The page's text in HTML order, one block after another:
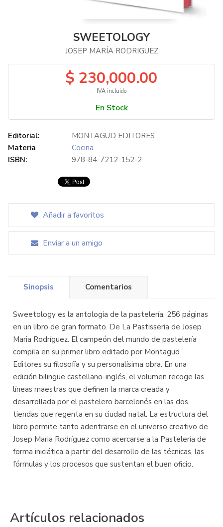
SWEETOLOGY
JOSEP MARÍA RODRIGUEZ
$ 230,000.00
IVA incluido
En Stock
Editorial:
MONTAGUD EDITORES
Materia
Cocina
ISBN:
978-84-7212-152-2
Añadir a favoritos
Enviar a un amigo
Sinopsis Comentarios
Sweetology es la antología de la pastelería, 256 páginas
en un libro de gran formato. De La Pastisseria de Josep
Maria Rodríguez. El campeón del mundo de pastelería
compila en su primer libro editado por Montagud
Editores su filosofía y su personalísima obra. En una
edición bilingüe castellano-inglés, el volumen recoge las
líneas maestras que definen la marca creada y
desarrollada por el pastelero barcelonés en las dos
tiendas que regenta en su ciudad natal. La estructura del
libro permite tanto adentrarse en el universo creativo de
Josep Maria Rodríguez como acercarse a la Pastelería de
forma iniciática a partir del desarrollo de las técnicas, las
fórmulas y los procesos que sustentan el buen oficio.
Artículos relacionados